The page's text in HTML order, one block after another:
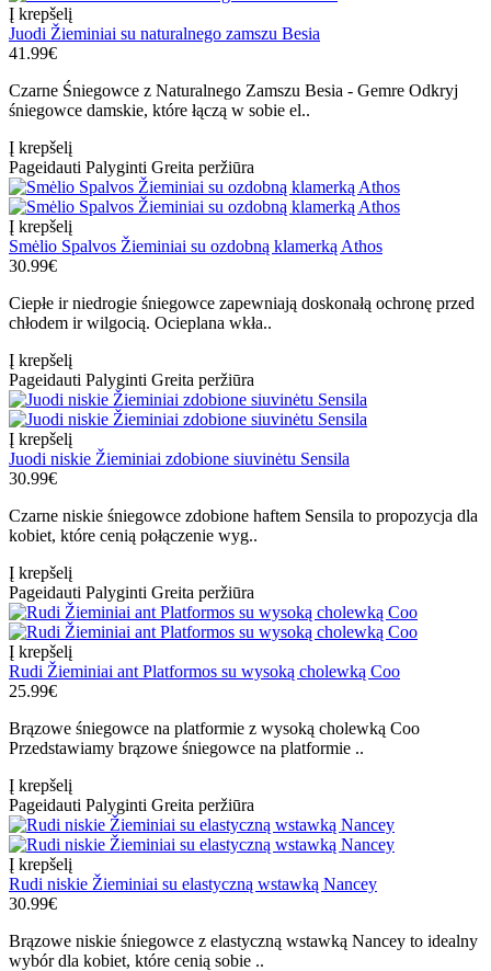
Į krepšelį
Juodi Žieminiai su naturalnego zamszu Besia
41.99€
Czarne Śniegowce z Naturalnego Zamszu Besia - Gemre Odkryj
śniegowce damskie, które łączą w sobie el..
Į krepšelį
Pageidauti Palyginti Greita peržiūra
Į krepšelį
Smėlio Spalvos Žieminiai su ozdobną klamerką Athos
30.99€
Ciepłe ir niedrogie śniegowce zapewniają doskonałą ochronę przed
chłodem ir wilgocią. Ocieplana wkła..
Į krepšelį
Pageidauti Palyginti Greita peržiūra
Į krepšelį
Juodi niskie Žieminiai zdobione siuvinėtu Sensila
30.99€
Czarne niskie śniegowce zdobione haftem Sensila to propozycja dla
kobiet, które cenią połączenie wyg..
Į krepšelį
Pageidauti Palyginti Greita peržiūra
Į krepšelį
Rudi Žieminiai ant Platformos su wysoką cholewką Coo
25.99€
Brązowe śniegowce na platformie z wysoką cholewką Coo
Przedstawiamy brązowe śniegowce na platformie ..
Į krepšelį
Pageidauti Palyginti Greita peržiūra
Į krepšelį
Rudi niskie Žieminiai su elastyczną wstawką Nancey
30.99€
Brązowe niskie śniegowce z elastyczną wstawką Nancey to idealny
wybór dla kobiet, które cenią sobie ..